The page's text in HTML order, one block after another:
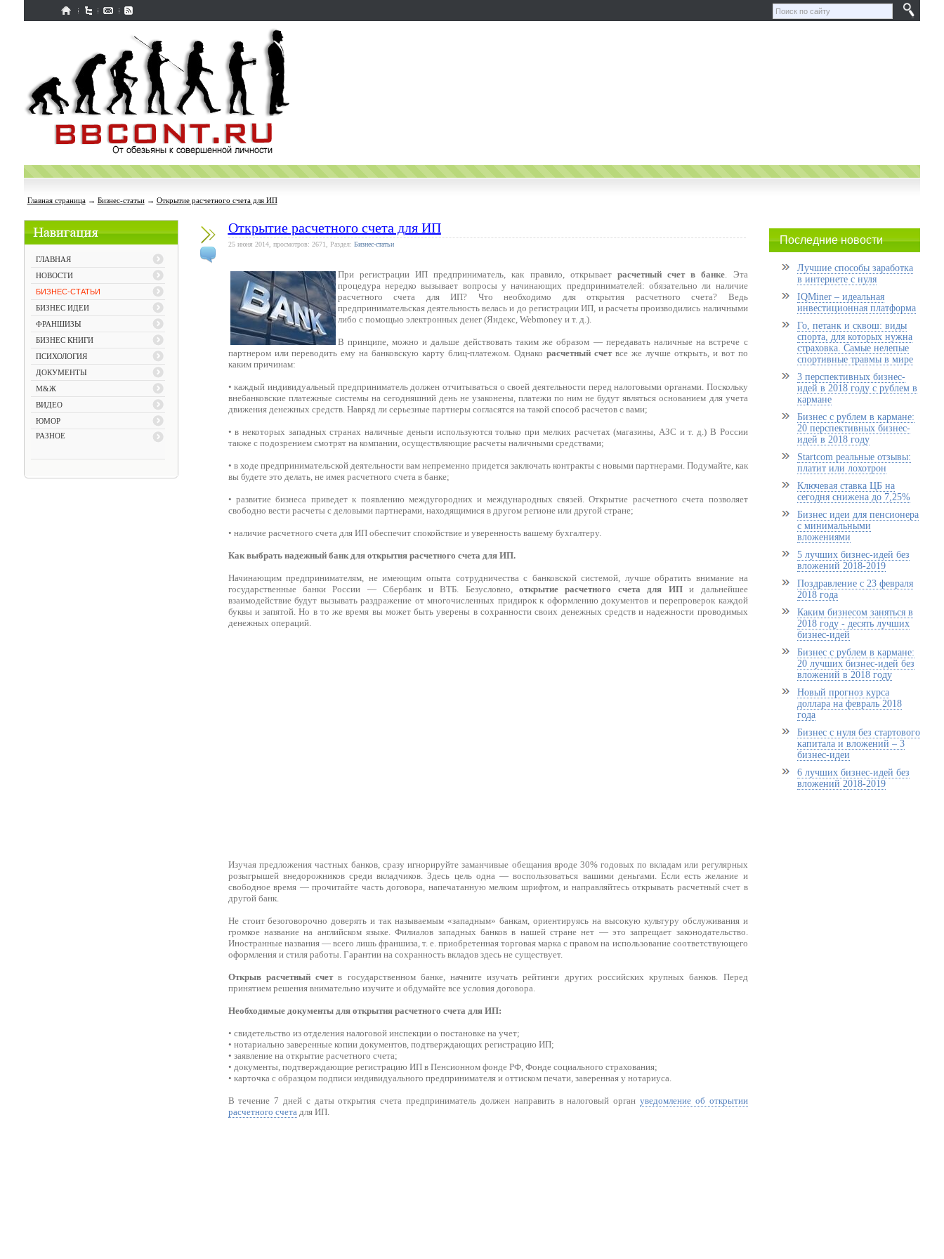
Главная страница→ Бизнес-статьи→ Открытие расчетного счета для ИП
ГЛАВНАЯ
НОВОСТИ
БИЗНЕС-СТАТЬИ
БИЗНЕС ИДЕИ
ФРАНШИЗЫ
БИЗНЕС КНИГИ
ПСИХОЛОГИЯ
ДОКУМЕНТЫ
М&Ж
ВИДЕО
ЮМОР
РАЗНОЕ
Открытие расчетного счета для ИП
25 июня 2014, просмотров: 2671, Раздел: Бизнес-статьи
При регистрации ИП предприниматель, как правило, открывает расчетный счет в банке. Эта
процедура нередко вызывает вопросы у начинающих предпринимателей: обязательно ли наличие
расчетного счета для ИП? Что необходимо для открытия расчетного счета? Ведь
предпринимательская деятельность велась и до регистрации ИП, и расчеты производились наличными
либо с помощью электронных денег (Яндекс, Webmoney и т. д.).
В принципе, можно и дальше действовать таким же образом — передавать наличные на встрече с
партнером или переводить ему на банковскую карту блиц-платежом. Однакорасчетный счетвсе же лучше открыть, и вот по
каким причинам:
• каждый индивидуальный предприниматель должен отчитываться о своей деятельности перед налоговыми органами. Поскольку
внебанковские платежные системы на сегодняшний день не узаконены, платежи по ним не будут являться основанием для учета
движения денежных средств. Навряд ли серьезные партнеры согласятся на такой способ расчетов с вами;
• в некоторых западных странах наличные деньги используются только при мелких расчетах (магазины, АЗС и т. д.) В России
также с подозрением смотрят на компании, осуществляющие расчеты наличными средствами;
• в ходе предпринимательской деятельности вам непременно придется заключать контракты с новыми партнерами. Подумайте, как
вы будете это делать, не имея расчетного счета в банке;
• развитие бизнеса приведет к появлению междугородних и международных связей. Открытие расчетного счета позволяет
свободно вести расчеты с деловыми партнерами, находящимися в другом регионе или другой стране;
• наличие расчетного счета для ИП обеспечит спокойствие и уверенность вашему бухгалтеру.
Как выбрать надежный банк для открытия расчетного счета для ИП.
Начинающим предпринимателям, не имеющим опыта сотрудничества с банковской системой, лучше обратить внимание на
государственные банки России — Сбербанк и ВТБ. Безусловно,открытие расчетного счета для ИПи дальнейшее
взаимодействие будут вызывать раздражение от многочисленных придирок к оформлению документов и перепроверок каждой
буквы и запятой. Но в то же время вы может быть уверены в сохранности своих денежных средств и надежности проводимых
денежных операций.
Изучая предложения частных банков, сразу игнорируйте заманчивые обещания вроде 30% годовых по вкладам или регулярных
розыгрышей внедорожников среди вкладчиков. Здесь цель одна — воспользоваться вашими деньгами. Если есть желание и
свободное время — прочитайте часть договора, напечатанную мелким шрифтом, и направляйтесь открывать расчетный счет в
другой банк.
Не стоит безоговорочно доверять и так называемым «западным» банкам, ориентируясь на высокую культуру обслуживания и
громкое название на английском языке. Филиалов западных банков в нашей стране нет — это запрещает законодательство.
Иностранные названия — всего лишь франшиза, т. е. приобретенная торговая марка с правом на использование соответствующего
оформления и стиля работы. Гарантии на сохранность вкладов здесь не существует.
Открыв расчетный счетв государственном банке, начните изучать рейтинги других российских крупных банков. Перед
принятием решения внимательно изучите и обдумайте все условия договора.
Необходимые документы для открытия расчетного счета для ИП:
• свидетельство из отделения налоговой инспекции о постановке на учет;
• нотариально заверенные копии документов, подтверждающих регистрацию ИП;
• заявление на открытие расчетного счета;
• документы, подтверждающие регистрацию ИП в Пенсионном фонде РФ, Фонде социального страхования;
• карточка с образцом подписи индивидуального предпринимателя и оттиском печати, заверенная у нотариуса.
В течение 7 дней с даты открытия счета предприниматель должен направить в налоговый орган уведомление об открытии
расчетного счетадля ИП.
Последние новости
Лучшие способы заработка
в интернете с нуля
IQMiner – идеальная
инвестиционная платформа
Го, петанк и сквош: виды
спорта, для которых нужна
страховка. Самые нелепые
спортивные травмы в мире
3 перспективных бизнес-
идей в 2018 году с рублем в
кармане
Бизнес с рублем в кармане:
20 перспективных бизнес-
идей в 2018 году
Startcom реальные отзывы:
платит или лохотрон
Ключевая ставка ЦБ на
сегодня снижена до 7,25%
Бизнес идеи для пенсионера
с минимальными
вложениями
5 лучших бизнес-идей без
вложений 2018-2019
Поздравление с 23 февраля
2018 года
Каким бизнесом заняться в
2018 году - десять лучших
бизнес-идей
Бизнес с рублем в кармане:
20 лучших бизнес-идей без
вложений в 2018 году
Новый прогноз курса
доллара на февраль 2018
года
Бизнес с нуля без стартового
капитала и вложений – 3
бизнес-идеи
6 лучших бизнес-идей без
вложений 2018-2019